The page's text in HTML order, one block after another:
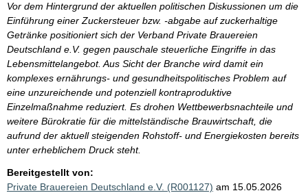
Vor dem Hintergrund der aktuellen politischen Diskussionen um die
Einführung einer Zuckersteuer bzw. -abgabe auf zuckerhaltige
Getränke positioniert sich der Verband Private Brauereien
Deutschland e.V. gegen pauschale steuerliche Eingriffe in das
Lebensmittelangebot. Aus Sicht der Branche wird damit ein
komplexes ernährungs- und gesundheitspolitisches Problem auf
eine unzureichende und potenziell kontraproduktive
Einzelmaßnahme reduziert. Es drohen Wettbewerbsnachteile und
weitere Bürokratie für die mittelständische Brauwirtschaft, die
aufrund der aktuell steigenden Rohstoff- und Energiekosten bereits
unter erheblichem Druck steht.
Bereitgestellt von:
Private Brauereien Deutschland e.V. (R001127) am 15.05.2026